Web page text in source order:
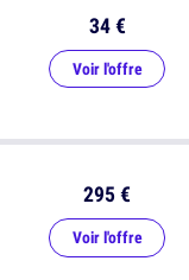
295 €
Voir l'offre
34 €
Voir l'offre